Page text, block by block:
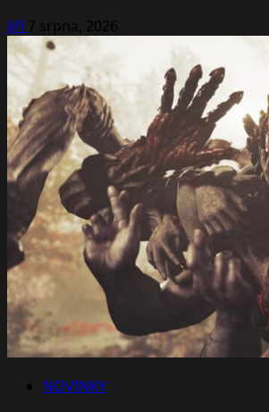
Jiří7 srpna, 2026
NOVINKY